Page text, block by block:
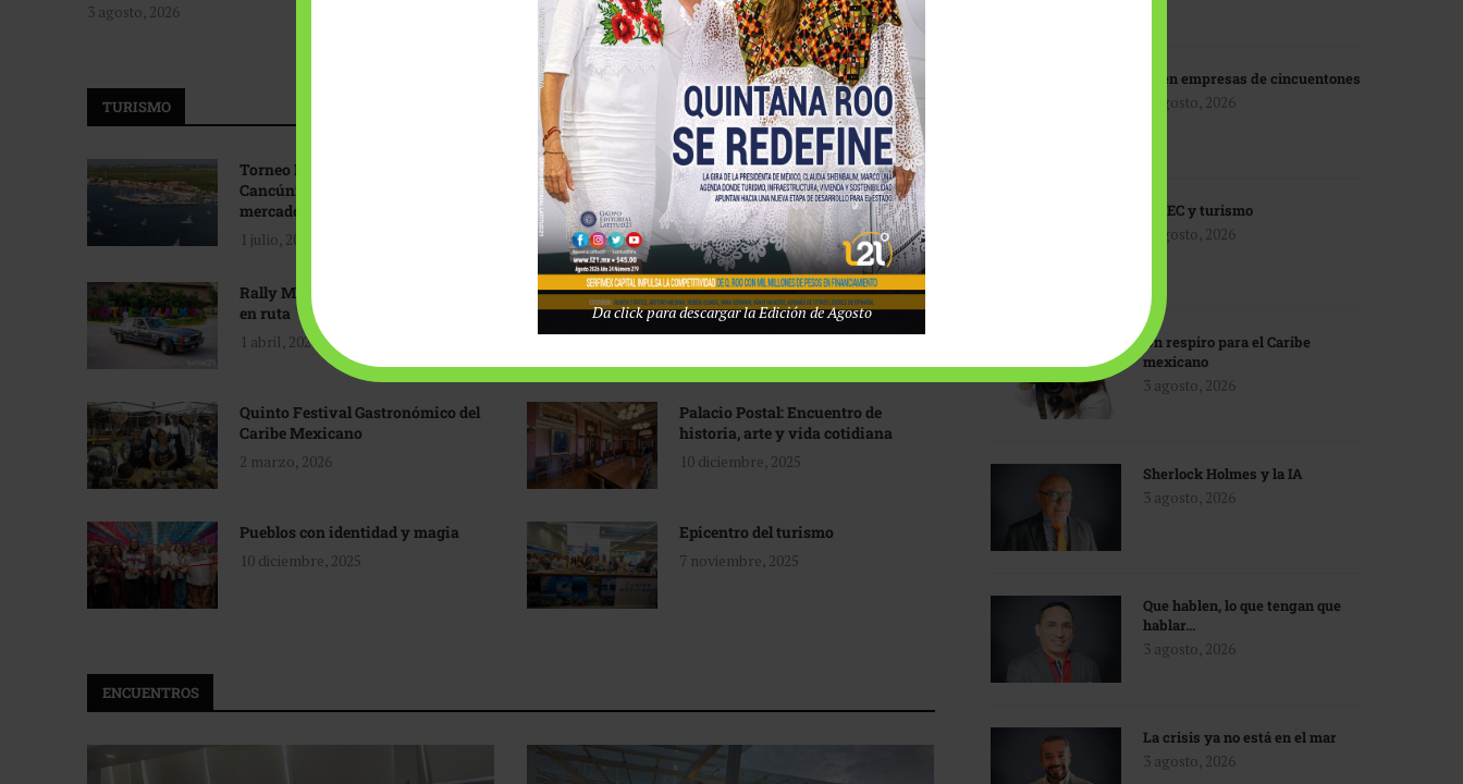
3 agosto, 2026
Tecnológico de Monterrey
3 agosto, 2026
TURISMO
Torneo Internacional de Pesca
Cancún: Navegando hacia nuevos
mercados
1 julio, 2026
Promoción turística con visión
1 abril, 2026
Rally Maya: Herencia automotriz
en ruta
1 abril, 2026
Industria global en
reconfiguración
31 marzo, 2026
Quinto Festival Gastronómico del
Caribe Mexicano
2 marzo, 2026
Palacio Postal: Encuentro de
historia, arte y vida cotidiana
10 diciembre, 2025
Pueblos con identidad y magia
10 diciembre, 2025
Epicentro del turismo
7 noviembre, 2025
ENCUENTROS
IA en empresas de cincuentones
3 agosto, 2026
TMEC y turismo
3 agosto, 2026
Un respiro para el Caribe
mexicano
3 agosto, 2026
Sherlock Holmes y la IA
3 agosto, 2026
Que hablen, lo que tengan que
hablar…
3 agosto, 2026
La crisis ya no está en el mar
3 agosto, 2026
Da click para descargar la Edición de Agosto